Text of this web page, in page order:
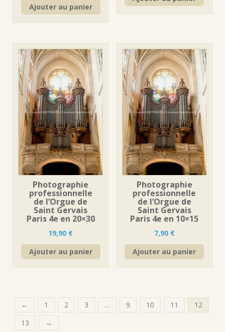
Ajouter au panier
Photographie
professionnelle
de l’Orgue de
Saint Gervais
Paris 4e en 20×30
19,90 €
Ajouter au panier
Photographie
professionnelle
de l’Orgue de
Saint Gervais
Paris 4e en 10×15
7,90 €
Ajouter au panier
← 1 2 3 … 9 10 11
12
13
→